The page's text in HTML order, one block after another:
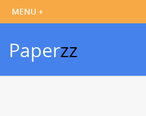
Paperzz